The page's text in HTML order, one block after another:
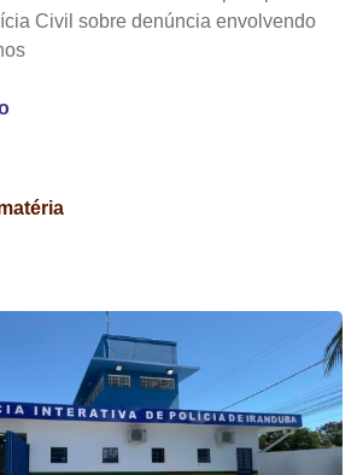
Civil sobre denúncia envolvendo